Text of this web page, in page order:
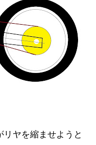
ヤを縮ませようと